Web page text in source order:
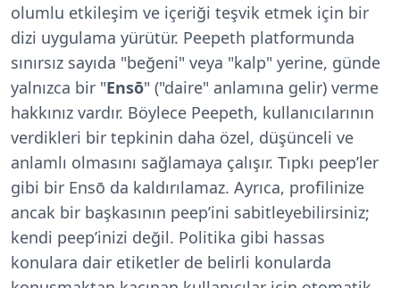
olumlu etkileşim ve içeriği teşvik etmek için bir
dizi uygulama yürütür. Peepeth platformunda
sınırsız sayıda "beğeni" veya "kalp" yerine, günde
yalnızca bir "Ensō" ("daire" anlamına gelir) verme
hakkınız vardır. Böylece Peepeth, kullanıcılarının
verdikleri bir tepkinin daha özel, düşünceli ve
anlamlı olmasını sağlamaya çalışır. Tıpkı peep’ler
gibi bir Ensō da kaldırılamaz. Ayrıca, profilinize
ancak bir başkasının peep’ini sabitleyebilirsiniz;
kendi peep’inizi değil. Politika gibi hassas
konulara dair etiketler de belirli konularda